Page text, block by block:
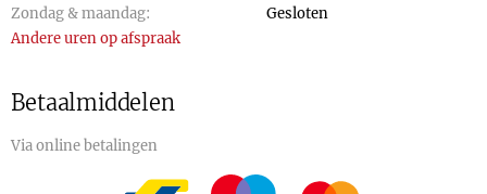
Zondag & maandag:
Gesloten
Andere uren op afspraak
Betaalmiddelen
Via online betalingen